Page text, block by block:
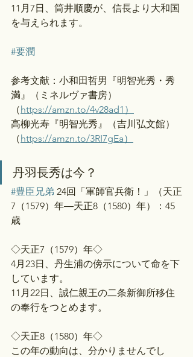
11月7日、筒井順慶が、信長より大和国
を与えられます。
#要潤
参考文献：小和田哲男『明智光秀・秀
満』（ミネルヴァ書房）
（https://amzn.to/4v28ad1）
高柳光寿『明智光秀』（吉川弘文館）
（https://amzn.to/3RI7gEa）
丹羽長秀は今？
#豊臣兄弟 24回「軍師官兵衛！」（天正
7（1579）年―天正8（1580）年）：45
歳
◇天正7（1579）年◇
4月23日、丹生浦の傍示について命を下
しています。
11月22日、誠仁親王の二条新御所移住
の奉行をつとめます。
◇天正8（1580）年◇
この年の動向は、分かりませんでし